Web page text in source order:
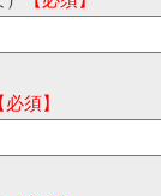
必須】